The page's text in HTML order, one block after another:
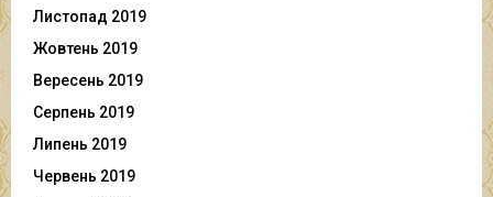
Листопад 2019
Жовтень 2019
Вересень 2019
Серпень 2019
Липень 2019
Червень 2019